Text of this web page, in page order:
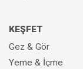
Gaziantep Emek
KEŞFET
Gez & Gör
Yeme & İçme